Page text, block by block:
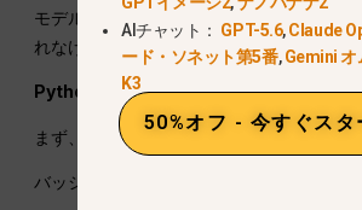
モデル
パラメータは、新しいリリースを
れなければならない。.
Pythonの実装：
まず、ライブラリをインストールする：
バッシュ
AIチャット： GPT-5.6,Claude
ード・ソネット第5番,Gemini オ
K3
50%オフ - 今すぐスタ